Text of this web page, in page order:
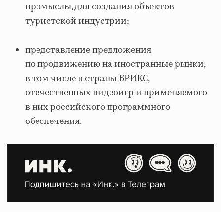
промыслы, для создания объектов
туристской индустрии;
представление предложения
по продвижению на иностранные рынки,
в том числе в страны БРИКС,
отечественных видеоигр и применяемого
в них российского программного
обеспечения.